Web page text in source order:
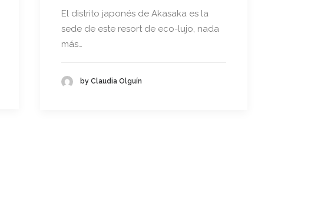
El distrito japonés de Akasaka es la
sede de este resort de eco-lujo, nada
más…
by Claudia Olguín